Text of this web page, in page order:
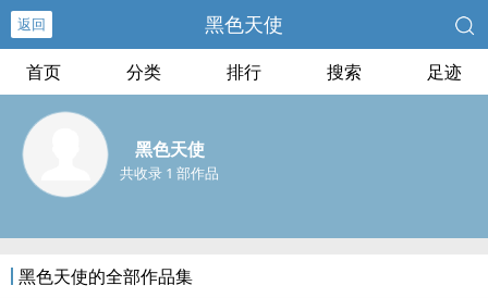
返回 黑色天使
首页 分类 排行 搜索 足迹
黑色天使
共收录 1 部作品
黑色天使的全部作品集